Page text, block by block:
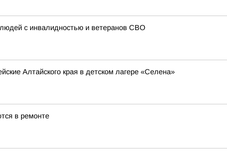
с инвалидностью и ветеранов СВО
Алтайского края в детском лагере «Селена»
в ремонте